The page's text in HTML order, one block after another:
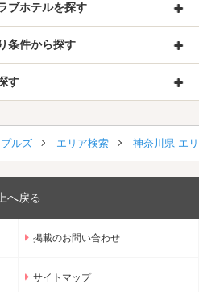
ブホテルを探す
条件から探す
す
ルズ エリア検索 神奈川県 エ
へ戻る
掲載のお問い合わせ
サイトマップ